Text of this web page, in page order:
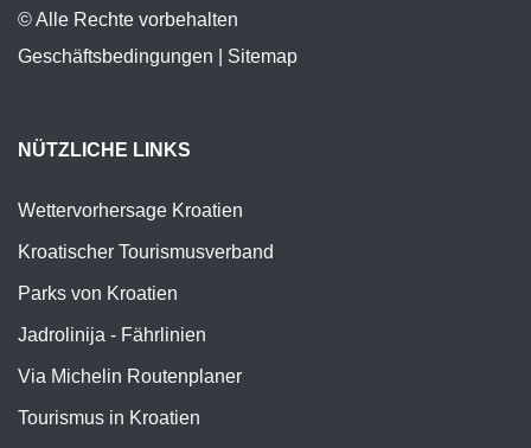
© Alle Rechte vorbehalten
Geschäftsbedingungen
Sitemap
NÜTZLICHE LINKS
Wettervorhersage Kroatien
Kroatischer Tourismusverband
Parks von Kroatien
Jadrolinija - Fährlinien
Via Michelin Routenplaner
Tourismus in Kroatien